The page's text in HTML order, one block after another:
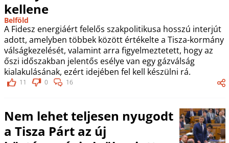
kellene
Belföld
A Fidesz energiáért felelős szakpolitikusa hosszú interjút
adott, amelyben többek között értékelte a Tisza-kormány
válságkezelését, valamint arra figyelmeztetett, hogy az
őszi időszakban jelentős esélye van egy gázválság
kialakulásának, ezért idejében fel kell készülni rá.
11 0 16
Nem lehet teljesen nyugodt
a Tisza Párt az új